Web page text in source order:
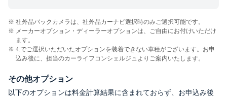
社外品バックカメラは、社外品カーナビ選択時のみご選択可能です。
メーカーオプション・ディーラーオプションは、ご自由にお付けいただけ
ます。
4.でご選択いただいたオプションを装着できない車種がございます。お申
込み後に、担当のカーライフコンシェルジュよりご案内いたします。
その他オプション
以下のオプションは料金計算結果に含まれておらず、お申込み後